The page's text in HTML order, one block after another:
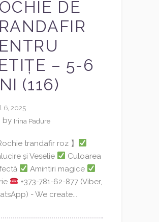
DE
– 5-6
(116)
6, 2025
by Irina Padure
trandafir roz 】
și Veselie
Culoarea
Amintiri magice
+373-781-62-877 (Viber,
- We create...